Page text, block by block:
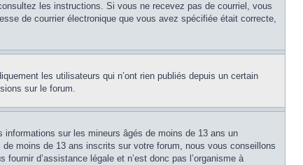
les instructions. Si vous ne recevez pas de courriel, vous
de courrier électronique que vous avez spécifiée était correcte,
les utilisateurs qui n’ont rien publiés depuis un certain
sur le forum.
sur les mineurs âgés de moins de 13 ans un
moins de 13 ans inscrits sur votre forum, nous vous conseillons
d’assistance légale et n’est donc pas l’organisme à